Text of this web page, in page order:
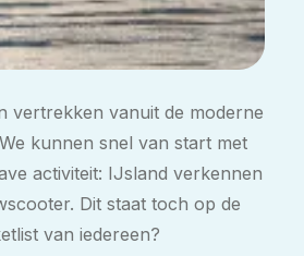
vertrekken vanuit de moderne
kunnen snel van start met
activiteit: IJsland verkennen
Dit staat toch op de
van iedereen?